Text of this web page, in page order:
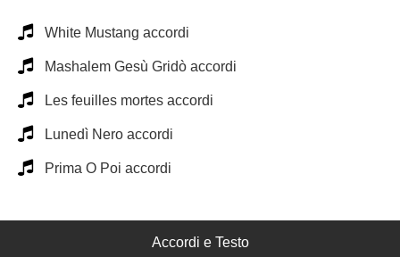
White Mustang accordi
Mashalem Gesù Gridò accordi
Les feuilles mortes accordi
Lunedì Nero accordi
Prima O Poi accordi
Accordi e Testo